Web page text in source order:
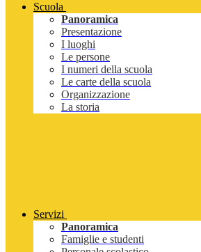
Scuola
Panoramica
Presentazione
I luoghi
Le persone
I numeri della scuola
Le carte della scuola
Organizzazione
La storia
Servizi
Panoramica
Famiglie e studenti